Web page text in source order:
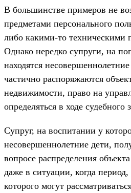
В большинстве примеров не
предметами персонального
либо какими-то техническими
Однако нередко супруги, на
находятся
частично распоряжаются
недвижимости, право на
определяться в ходе судебного
Супруг, на воспитании у
несовершеннолетние дети,
вопросе распределения
даже в ситуации, когда
которого могут